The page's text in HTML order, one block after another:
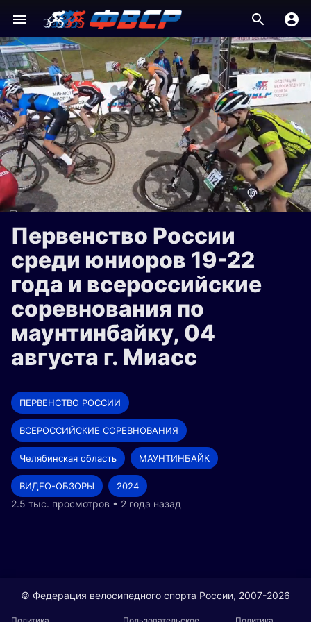
Первенство России
среди юниоров 19-22
года и всероссийские
соревнования по
маунтинбайку, 04
августа г. Миасс
ПЕРВЕНСТВО РОССИИ
ВСЕРОССИЙСКИЕ СОРЕВНОВАНИЯ
Челябинская область МАУНТИНБАЙК
ВИДЕО-ОБЗОРЫ 2024
2.5 тыс. просмотров • 2 года назад
© Федерация велосипедного спорта России, 2007-2026